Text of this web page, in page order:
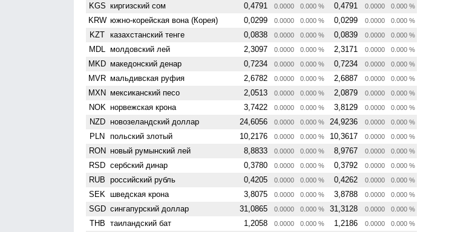
KGS киргизский сом 0,4791 0.0000 0.000 % 0,4791 0.0000 0.000 %
KRW южно-корейская вона (Корея) 0,0299 0.0000 0.000 % 0,0299 0.0000 0.000 %
KZT казахстанский тенге 0,0838 0.0000 0.000 % 0,0839 0.0000 0.000 %
MDL молдовский лей 2,3097 0.0000 0.000 % 2,3171 0.0000 0.000 %
MKD македонский денар 0,7234 0.0000 0.000 % 0,7234 0.0000 0.000 %
MVR мальдивская руфия 2,6782 0.0000 0.000 % 2,6887 0.0000 0.000 %
MXN мексиканский песо 2,0513 0.0000 0.000 % 2,0879 0.0000 0.000 %
NOK норвежская крона 3,7422 0.0000 0.000 % 3,8129 0.0000 0.000 %
NZD ново­зеландский доллар 24,6056 0.0000 0.000 % 24,9236 0.0000 0.000 %
PLN польский злотый 10,2176 0.0000 0.000 % 10,3617 0.0000 0.000 %
RON новый румынский лей 8,8833 0.0000 0.000 % 8,9767 0.0000 0.000 %
RSD сербский динар 0,3780 0.0000 0.000 % 0,3792 0.0000 0.000 %
RUB российский рубль 0,4205 0.0000 0.000 % 0,4262 0.0000 0.000 %
SEK шведская крона 3,8075 0.0000 0.000 % 3,8788 0.0000 0.000 %
SGD сингапурский доллар 31,0865 0.0000 0.000 % 31,3128 0.0000 0.000 %
THB таиландский бат 1,2058 0.0000 0.000 % 1,2186 0.0000 0.000 %